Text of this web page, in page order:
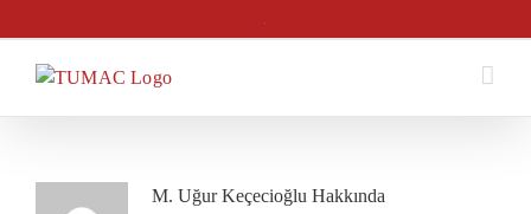
to
content
.
M. Uğur KeçecioğluHakkında